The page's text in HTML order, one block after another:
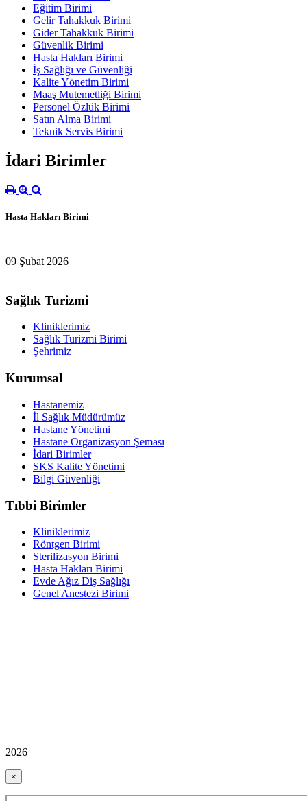
Eğitim Birimi
Gelir Tahakkuk Birimi
Gider Tahakkuk Birimi
Güvenlik Birimi
Hasta Hakları Birimi
İş Sağlığı ve Güvenliği
Kalite Yönetim Birimi
Maaş Mutemetliği Birimi
Personel Özlük Birimi
Satın Alma Birimi
Teknik Servis Birimi
İdari Birimler
Hasta Hakları Birimi
09 Şubat 2026
Sağlık Turizmi
Kliniklerimiz
Sağlık Turizmi Birimi
Şehrimiz
Kurumsal
Hastanemiz
İl Sağlık Müdürümüz
Hastane Yönetimi
Hastane Organizasyon Şeması
İdari Birimler
SKS Kalite Yönetimi
Bilgi Güvenliği
Tıbbi Birimler
Kliniklerimiz
Röntgen Birimi
Sterilizasyon Birimi
Hasta Hakları Birimi
Evde Ağız Diş Sağlığı
Genel Anestezi Birimi
2026
×